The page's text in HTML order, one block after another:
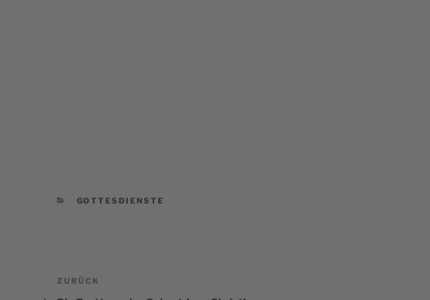
KATEGORIEN
GOTTESDIENSTE
Beitragsnavigation
Vorheriger
ZURÜCK